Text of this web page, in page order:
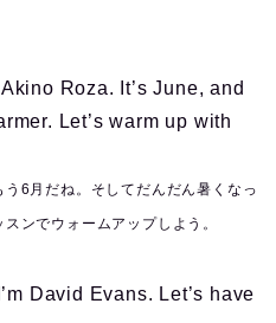
Roza. It’s June, and
Let’s warm up with
6月だね。そしてだんだん暑くなっ
ンでウォームアップしよう。
David Evans. Let’s have